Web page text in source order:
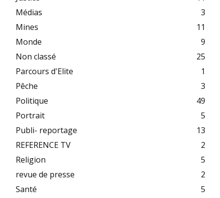
Médias
3
Mines
11
Monde
9
Non classé
25
Parcours d'Elite
1
Pêche
3
Politique
49
Portrait
5
Publi- reportage
13
REFERENCE TV
2
Religion
5
revue de presse
2
Santé
5